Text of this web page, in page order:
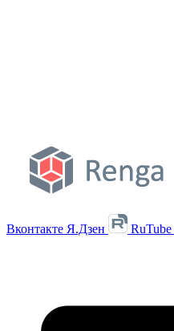
Вконтакте Я.Дзен RuTube